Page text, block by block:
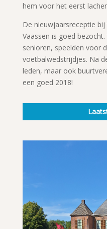
hem voor het eerst
De nieuwjaarsreceptie
Vaassen is goed
senioren, speelden voor
voetbalwedstrijdjes. Na
leden, maar ook
een goed 2018!